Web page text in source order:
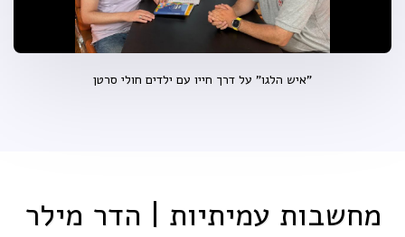
"איש הלגו" על דרך חייו עם ילדים חולי סרטן
מחשבות עמיתיות | הדר מילר